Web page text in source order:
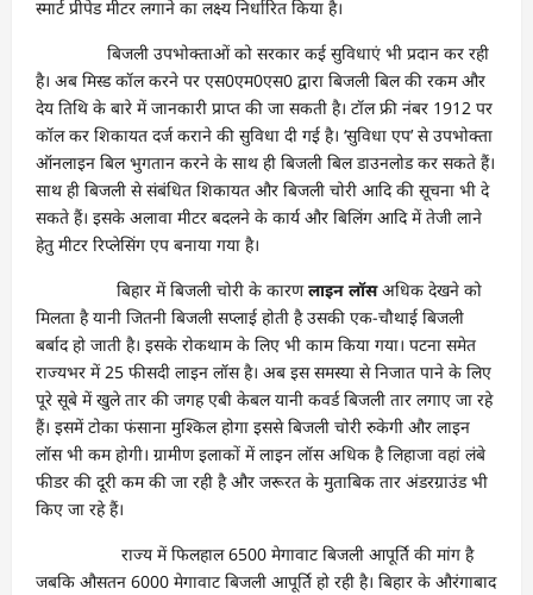
स्मार्ट प्रीपेड मीटर लगाने का लक्ष्य निर्धारित किया है।
बिजली उपभोक्ताओं को सरकार कई सुविधाएं भी प्रदान कर रही
है। अब मिस्ड कॉल करने पर एस0एम0एस0 द्वारा बिजली बिल की रकम और
देय तिथि के बारे में जानकारी प्राप्त की जा सकती है। टॉल फ्री नंबर 1912 पर
कॉल कर शिकायत दर्ज कराने की सुविधा दी गई है। ‘सुविधा एप’ से उपभोक्ता
ऑनलाइन बिल भुगतान करने के साथ ही बिजली बिल डाउनलोड कर सकते हैं।
साथ ही बिजली से संबंधित शिकायत और बिजली चोरी आदि की सूचना भी दे
सकते हैं। इसके अलावा मीटर बदलने के कार्य और बिलिंग आदि में तेजी लाने
हेतु मीटर रिप्लेसिंग एप बनाया गया है।
बिहार में बिजली चोरी के कारणलाइन लॉसअधिक देखने को
मिलता है यानी जितनी बिजली सप्लाई होती है उसकी एक-चौथाई बिजली
बर्बाद हो जाती है। इसके रोकथाम के लिए भी काम किया गया। पटना समेत
राज्यभर में 25 फीसदी लाइन लॉस है। अब इस समस्या से निजात पाने के लिए
पूरे सूबे में खुले तार की जगह एबी केबल यानी कवर्ड बिजली तार लगाए जा रहे
हैं। इसमें टोका फंसाना मुश्किल होगा इससे बिजली चोरी रुकेगी और लाइन
लॉस भी कम होगी। ग्रामीण इलाकों में लाइन लॉस अधिक है लिहाजा वहां लंबे
फीडर की दूरी कम की जा रही है और जरूरत के मुताबिक तार अंडरग्राउंड भी
किए जा रहे हैं।
राज्य में फिलहाल 6500 मेगावाट बिजली आपूर्ति की मांग है
जबकि औसतन 6000 मेगावाट बिजली आपूर्ति हो रही है। बिहार के औरंगाबाद